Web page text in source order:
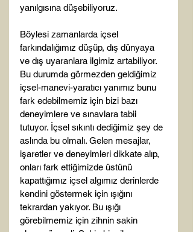
yanılgısına düşebiliyoruz.
Böylesi zamanlarda içsel
farkındalığımız düşüp, dış dünyaya
ve dış uyaranlara ilgimiz artabiliyor.
Bu durumda görmezden geldiğimiz
içsel-manevi-yaratıcı yanımız bunu
fark edebilmemiz için bizi bazı
deneyimlere ve sınavlara tabii
tutuyor. İçsel sıkıntı dediğimiz şey de
aslında bu olmalı. Gelen mesajlar,
işaretler ve deneyimleri dikkate alıp,
onları fark ettiğimizde üstünü
kapattığımız içsel algımız derinlerde
kendini göstermek için ışığını
tekrardan yakıyor. Bu ışığı
görebilmemiz için zihnin sakin